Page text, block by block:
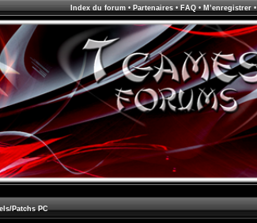
Index du forum• Partenaires• FAQ• M’enregistrer•
Patchs PC